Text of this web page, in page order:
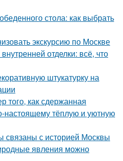
стола: как выбрать
экскурсию по Москве
отделки: всё, что
штукатурку на
того, как сдержанная
настоящему тёплую и уютную
связаны с историей Москвы
явления можно